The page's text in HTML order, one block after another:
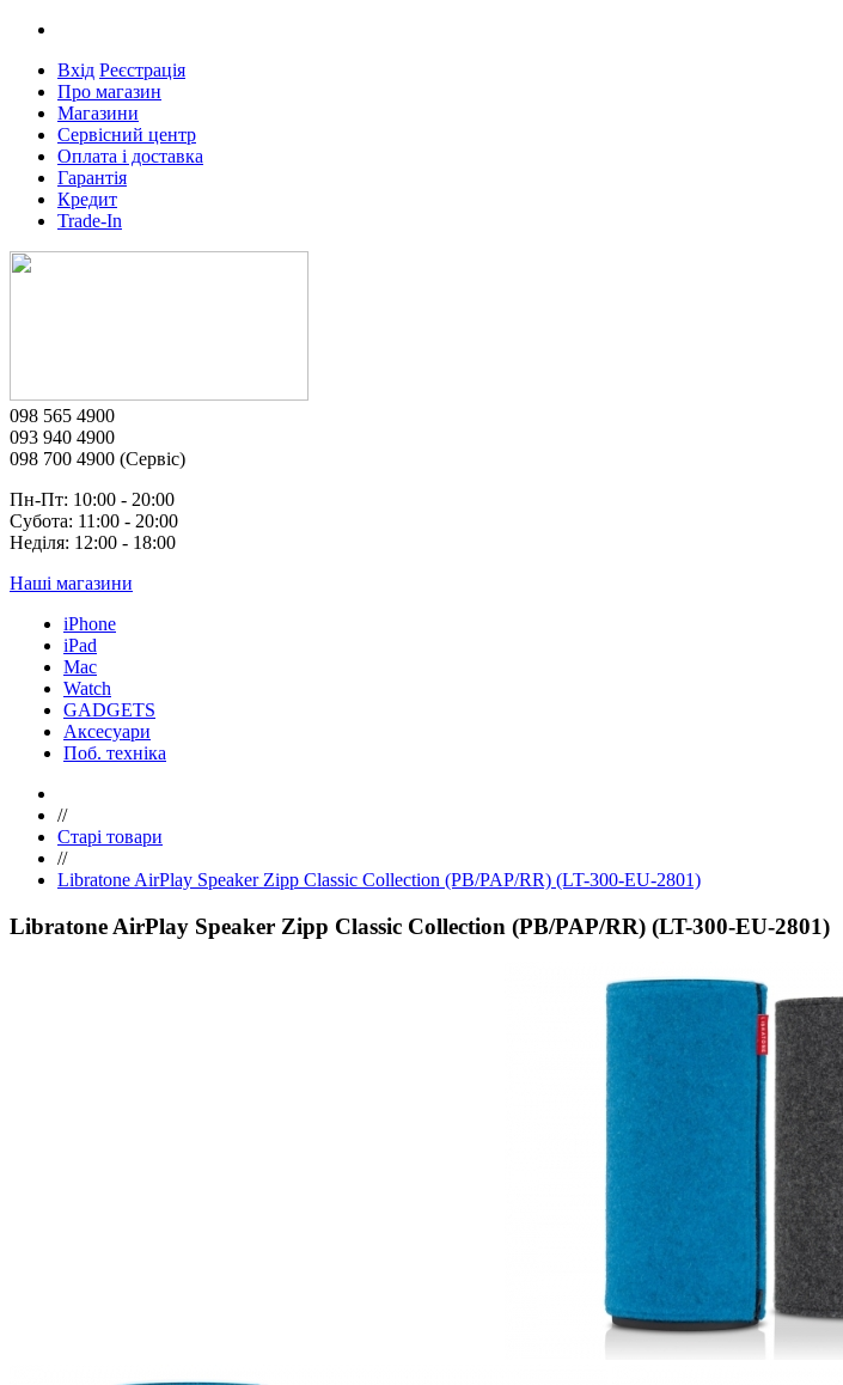
Вхід Реєстрація
Про магазин
Магазини
Сервісний центр
Оплата і доставка
Гарантія
Кредит
Trade-In
098 565 4900
093 940 4900
098 700 4900 (Сервіс)
Пн-Пт: 10:00 - 20:00
Субота: 11:00 - 20:00
Неділя: 12:00 - 18:00
Наші магазини
iPhone
iPad
Mac
Watch
GADGETS
Аксесуари
Поб. техніка
//
Старі товари
//
Libratone AirPlay Speaker Zipp Classic Collection (PB/PAP/RR) (LT-300-EU-2801)
Libratone AirPlay Speaker Zipp Classic Collection (PB/PAP/RR) (LT-300-EU-2801)